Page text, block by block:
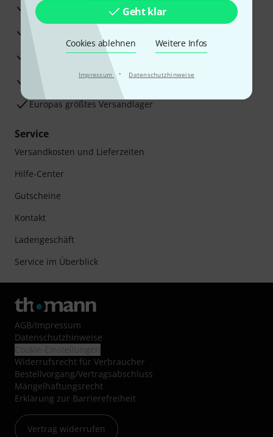
Geht klar
Cookies ablehnen Weitere Infos
Impressum · Datenschutzhinweise
30 Tage Money-Back-Garantie
Reparaturservice
Beratung durch Fachexperten
Zufriedenheitsgarantie
Europas größtes Versandlager
Service
Versandkosten und Lieferzeiten
Hilfe-Center
Gutscheine
Kontakt
Ladengeschäft
Service im Überblick
AGB/Impressum
Datenschutzhinweise
Widerrufsrecht für Verbraucher
Bestellvorgang/Vertragsabschluss
Mängelhaftungsrecht
Erklärung zur Barrierefreiheit
Vertrag widerrufen